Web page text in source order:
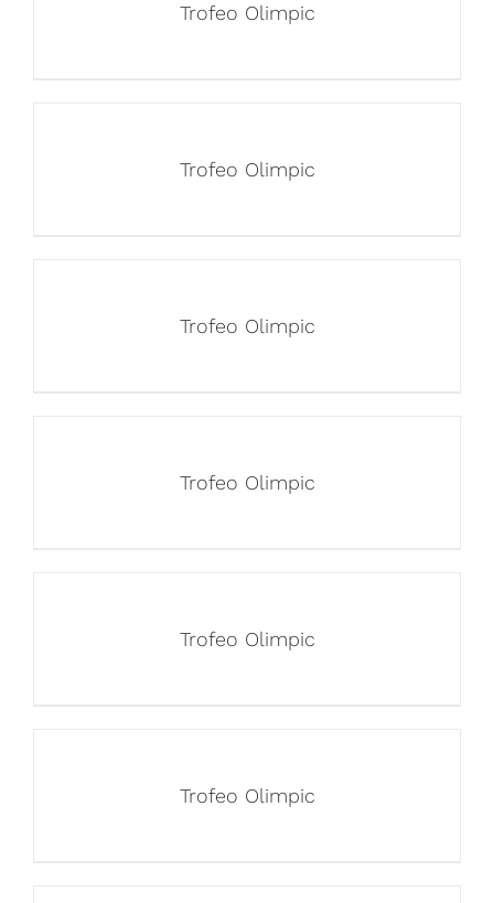
Trofeo Olimpic
Trofeo Olimpic
Trofeo Olimpic
Trofeo Olimpic
Trofeo Olimpic
Trofeo Olimpic